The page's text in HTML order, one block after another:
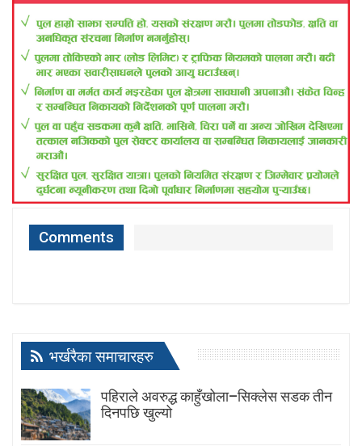
Comments
भर्खरैका समाचारहरु
पहिराले अवरुद्ध काहुँखोला–सिक्लेस सडक तीन
दिनपछि खुल्यो